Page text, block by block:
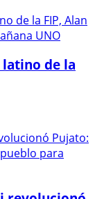
de la